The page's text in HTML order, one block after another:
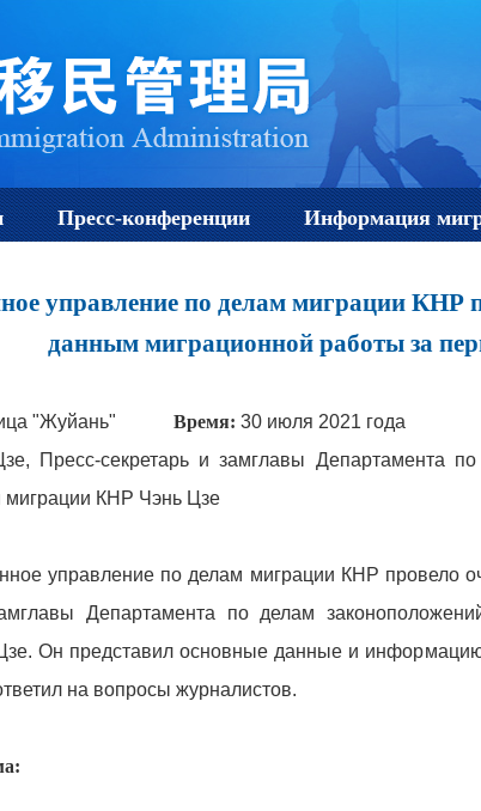
Пресс-конференции Информация
управление по делам миграции
данным миграционной работы за
"Жуйань" Время: 30 июля 2021 года
Пресс-секретарь и замглавы Департамента по
миграции КНР Чэнь Цзе
управление по делам миграции КНР провело
Департамента по делам
Он представил основные данные и
на вопросы журналистов.